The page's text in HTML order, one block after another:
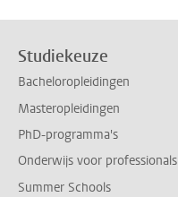
Studiekeuze
Bacheloropleidingen
Masteropleidingen
PhD-programma's
Onderwijs voor professionals
Summer Schools